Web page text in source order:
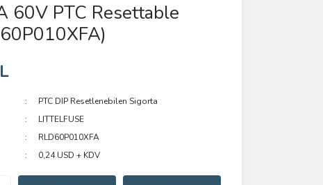
60V PTC Resettable
PTC DIP Resetlenebilen Sigorta
LITTELFUSE
RLD60P010XFA
0,24 USD + KDV